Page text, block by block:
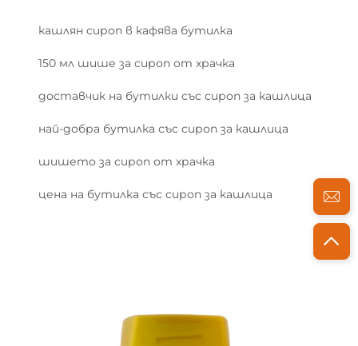
кашлян сироп в кафява бутилка
150 мл шише за сироп от храчка
доставчик на бутилки със сироп за кашлица
най-добра бутилка със сироп за кашлица
шишето за сироп от храчка
цена на бутилка със сироп за кашлица